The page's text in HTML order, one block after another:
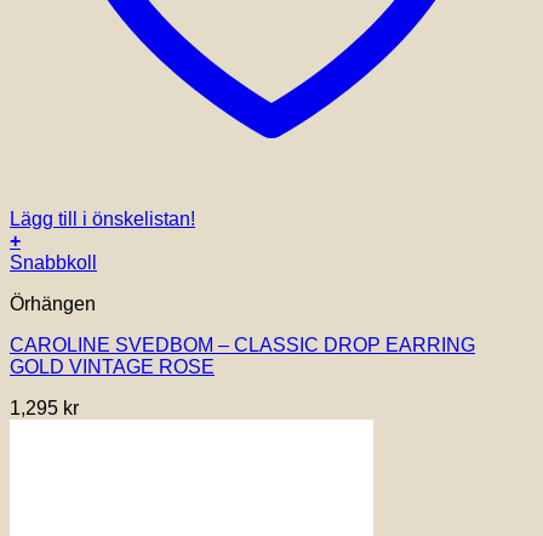
Lägg till i önskelistan!
+
Snabbkoll
Örhängen
CAROLINE SVEDBOM – CLASSIC DROP EARRING
GOLD VINTAGE ROSE
1,295 kr